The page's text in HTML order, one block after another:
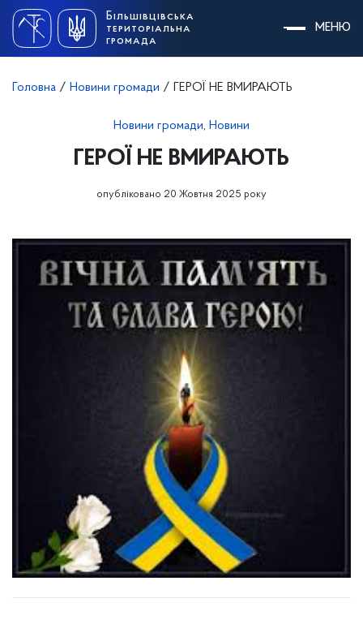
content
Більшівцівська
територіальна
громада
МЕНЮ
Головна / Новини громади / ГЕРОЇ НЕ ВМИРАЮТЬ
Новини громади, Новини
ГЕРОЇ НЕ ВМИРАЮТЬ
опубліковано 20 Жовтня 2025 року